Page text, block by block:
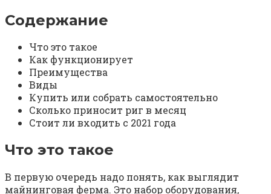
Содержание
Что это такое
Как функционирует
Преимущества
Виды
Купить или собрать самостоятельно
Сколько приносит риг в месяц
Стоит ли входить с 2021 года
Что это такое
В первую очередь надо понять, как выглядит
майнинговая ферма. Это набор оборудования,